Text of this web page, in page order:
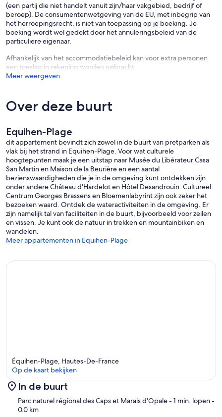
(een partij die niet handelt vanuit zijn/haar vakgebied, bedrijf of
beroep). De consumentenwetgeving van de EU, met inbegrip van
het herroepingsrecht, is niet van toepassing op je boeking. Je
boeking wordt wel gedekt door het annuleringsbeleid van de
particuliere eigenaar.
Afhankelijk van het accommodatiebeleid kan voor extra personen
een toeslag in rekening worden gebracht.
Meer weergeven
Over deze buurt
Equihen-Plage
dit appartement bevindt zich zowel in de buurt van pretparken als
vlak bij het strand in Equihen-Plage. Voor wat culturele
hoogtepunten maak je een uitstap naar Musée du Libérateur Casa
San Martin en Maison de la Beurière en een aantal
bezienswaardigheden die je in de omgeving kunt ontdekken zijn
onder andere Château d'Hardelot en Hôtel Desandrouin. Cultureel
Centrum Georges Brassens en Bloemenlabyrint zijn ook zeker het
bezoeken waard. Ontdek de wateractiviteiten in de omgeving. Er
zijn namelijk tal van faciliteiten in de buurt, bijvoorbeeld voor zeilen
en vissen. Je kunt ook de natuur in trekken en mountainbiken en
wandelen.
Meer appartementen in Equihen-Plage
Kaart
Équihen-Plage, Hautes-De-France
Op de kaart bekijken
In de buurt
Parc naturel régional des Caps et Marais d'Opale- 1 min. lopen-
0.0 km